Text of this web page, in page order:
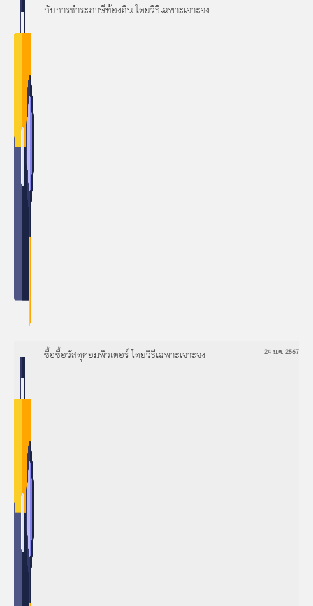
กับการชำระภาษีท้องถิ่น โดยวิธีเฉพาะเจาะจง
ซื้อซื้อวัสดุคอมพิวเตอร์ โดยวิธีเฉพาะเจาะจง 24 ม.ค. 2567